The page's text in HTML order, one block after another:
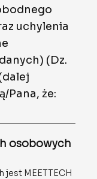
uchylenia
(Dz.
Pana, że:
osobowych
jest MEETTECH